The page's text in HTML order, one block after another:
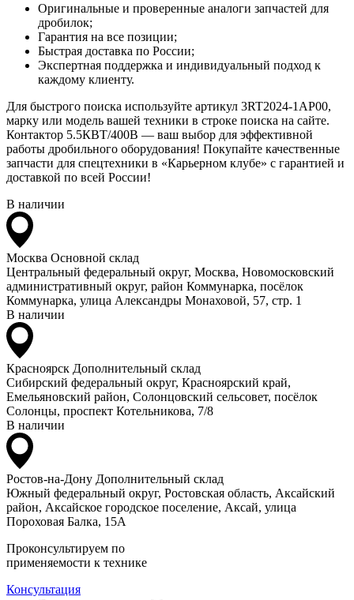
Оригинальные и проверенные аналоги запчастей для
дробилок;
Гарантия на все позиции;
Быстрая доставка по России;
Экспертная поддержка и индивидуальный подход к
каждому клиенту.
Для быстрого поиска используйте артикул 3RT2024-1AP00,
марку или модель вашей техники в строке поиска на сайте.
Контактор 5.5КВТ/400В — ваш выбор для эффективной
работы дробильного оборудования! Покупайте качественные
запчасти для спецтехники в «Карьерном клубе» с гарантией и
доставкой по всей России!
В наличии
Москва Основной склад
Центральный федеральный округ, Москва, Новомосковский
административный округ, район Коммунарка, посёлок
Коммунарка, улица Александры Монаховой, 57, стр. 1
В наличии
Красноярск Дополнительный склад
Сибирский федеральный округ, Красноярский край,
Емельяновский район, Солонцовский сельсовет, посёлок
Солонцы, проспект Котельникова, 7/8
В наличии
Ростов-на-Дону Дополнительный склад
Южный федеральный округ, Ростовская область, Аксайский
район, Аксайское городское поселение, Аксай, улица
Пороховая Балка, 15А
Проконсультируем по
применяемости к технике
Консультация